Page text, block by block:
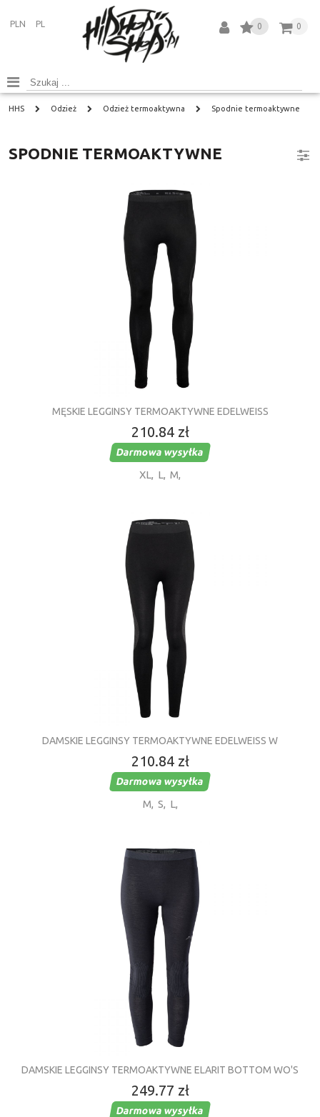
PLN PL 0
0
HHS Odzież Odzież termoaktywna Spodnie termoaktywne
SPODNIE TERMOAKTYWNE
MĘSKIE LEGGINSY TERMOAKTYWNE EDELWEISS
210.84 zł
Darmowa wysyłka
XL, L, M,
DAMSKIE LEGGINSY TERMOAKTYWNE EDELWEISS W
210.84 zł
Darmowa wysyłka
M, S, L,
DAMSKIE LEGGINSY TERMOAKTYWNE ELARIT BOTTOM WO'S
249.77 zł
Darmowa wysyłka